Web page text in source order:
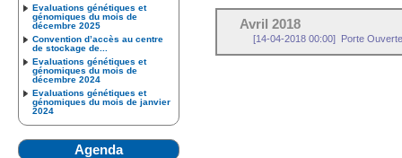
Avril 2018
[14-04-2018 00:00] Porte Ouverte
Evaluations génétiques et
génomiques du mois de
décembre 2025
Convention d’accès au centre
de stockage de...
Evaluations génétiques et
génomiques du mois de
décembre 2024
Evaluations génétiques et
génomiques du mois de janvier
2024
Agenda